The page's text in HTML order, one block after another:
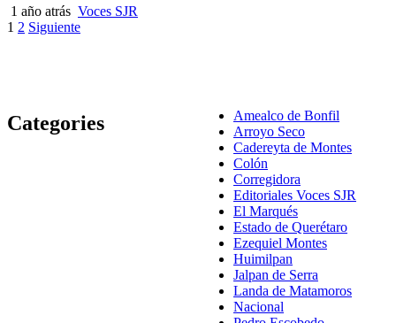
1 año atrás Voces SJR
Paginación
1 2 Siguiente
Categories
Amealco de Bonfil
Arroyo Seco
Cadereyta de Montes
Colón
Corregidora
Editoriales Voces SJR
El Marqués
Estado de Querétaro
Ezequiel Montes
Huimilpan
Jalpan de Serra
Landa de Matamoros
Nacional